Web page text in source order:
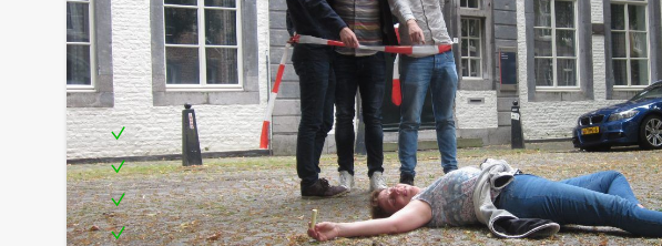
Inclusief:
Enthousiaste begeleiding
Uitgebreid diner in drie verschillende restaurants
Een leuke prijs voor het winnende team
Te boeken op de door u gewenste dag en tijdstip!